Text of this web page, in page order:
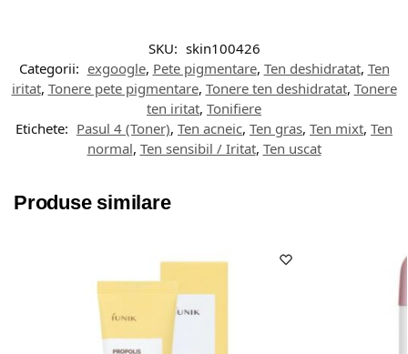
SKU: skin100426
Categorii: exgoogle, Pete pigmentare, Ten deshidratat, Ten
iritat, Tonere pete pigmentare, Tonere ten deshidratat, Tonere
ten iritat, Tonifiere
Etichete: Pasul 4 (Toner), Ten acneic, Ten gras, Ten mixt, Ten
normal, Ten sensibil / Iritat, Ten uscat
Produse similare